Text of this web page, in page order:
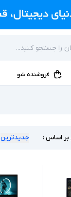
فروشنده شو
اساس : جدیدترین